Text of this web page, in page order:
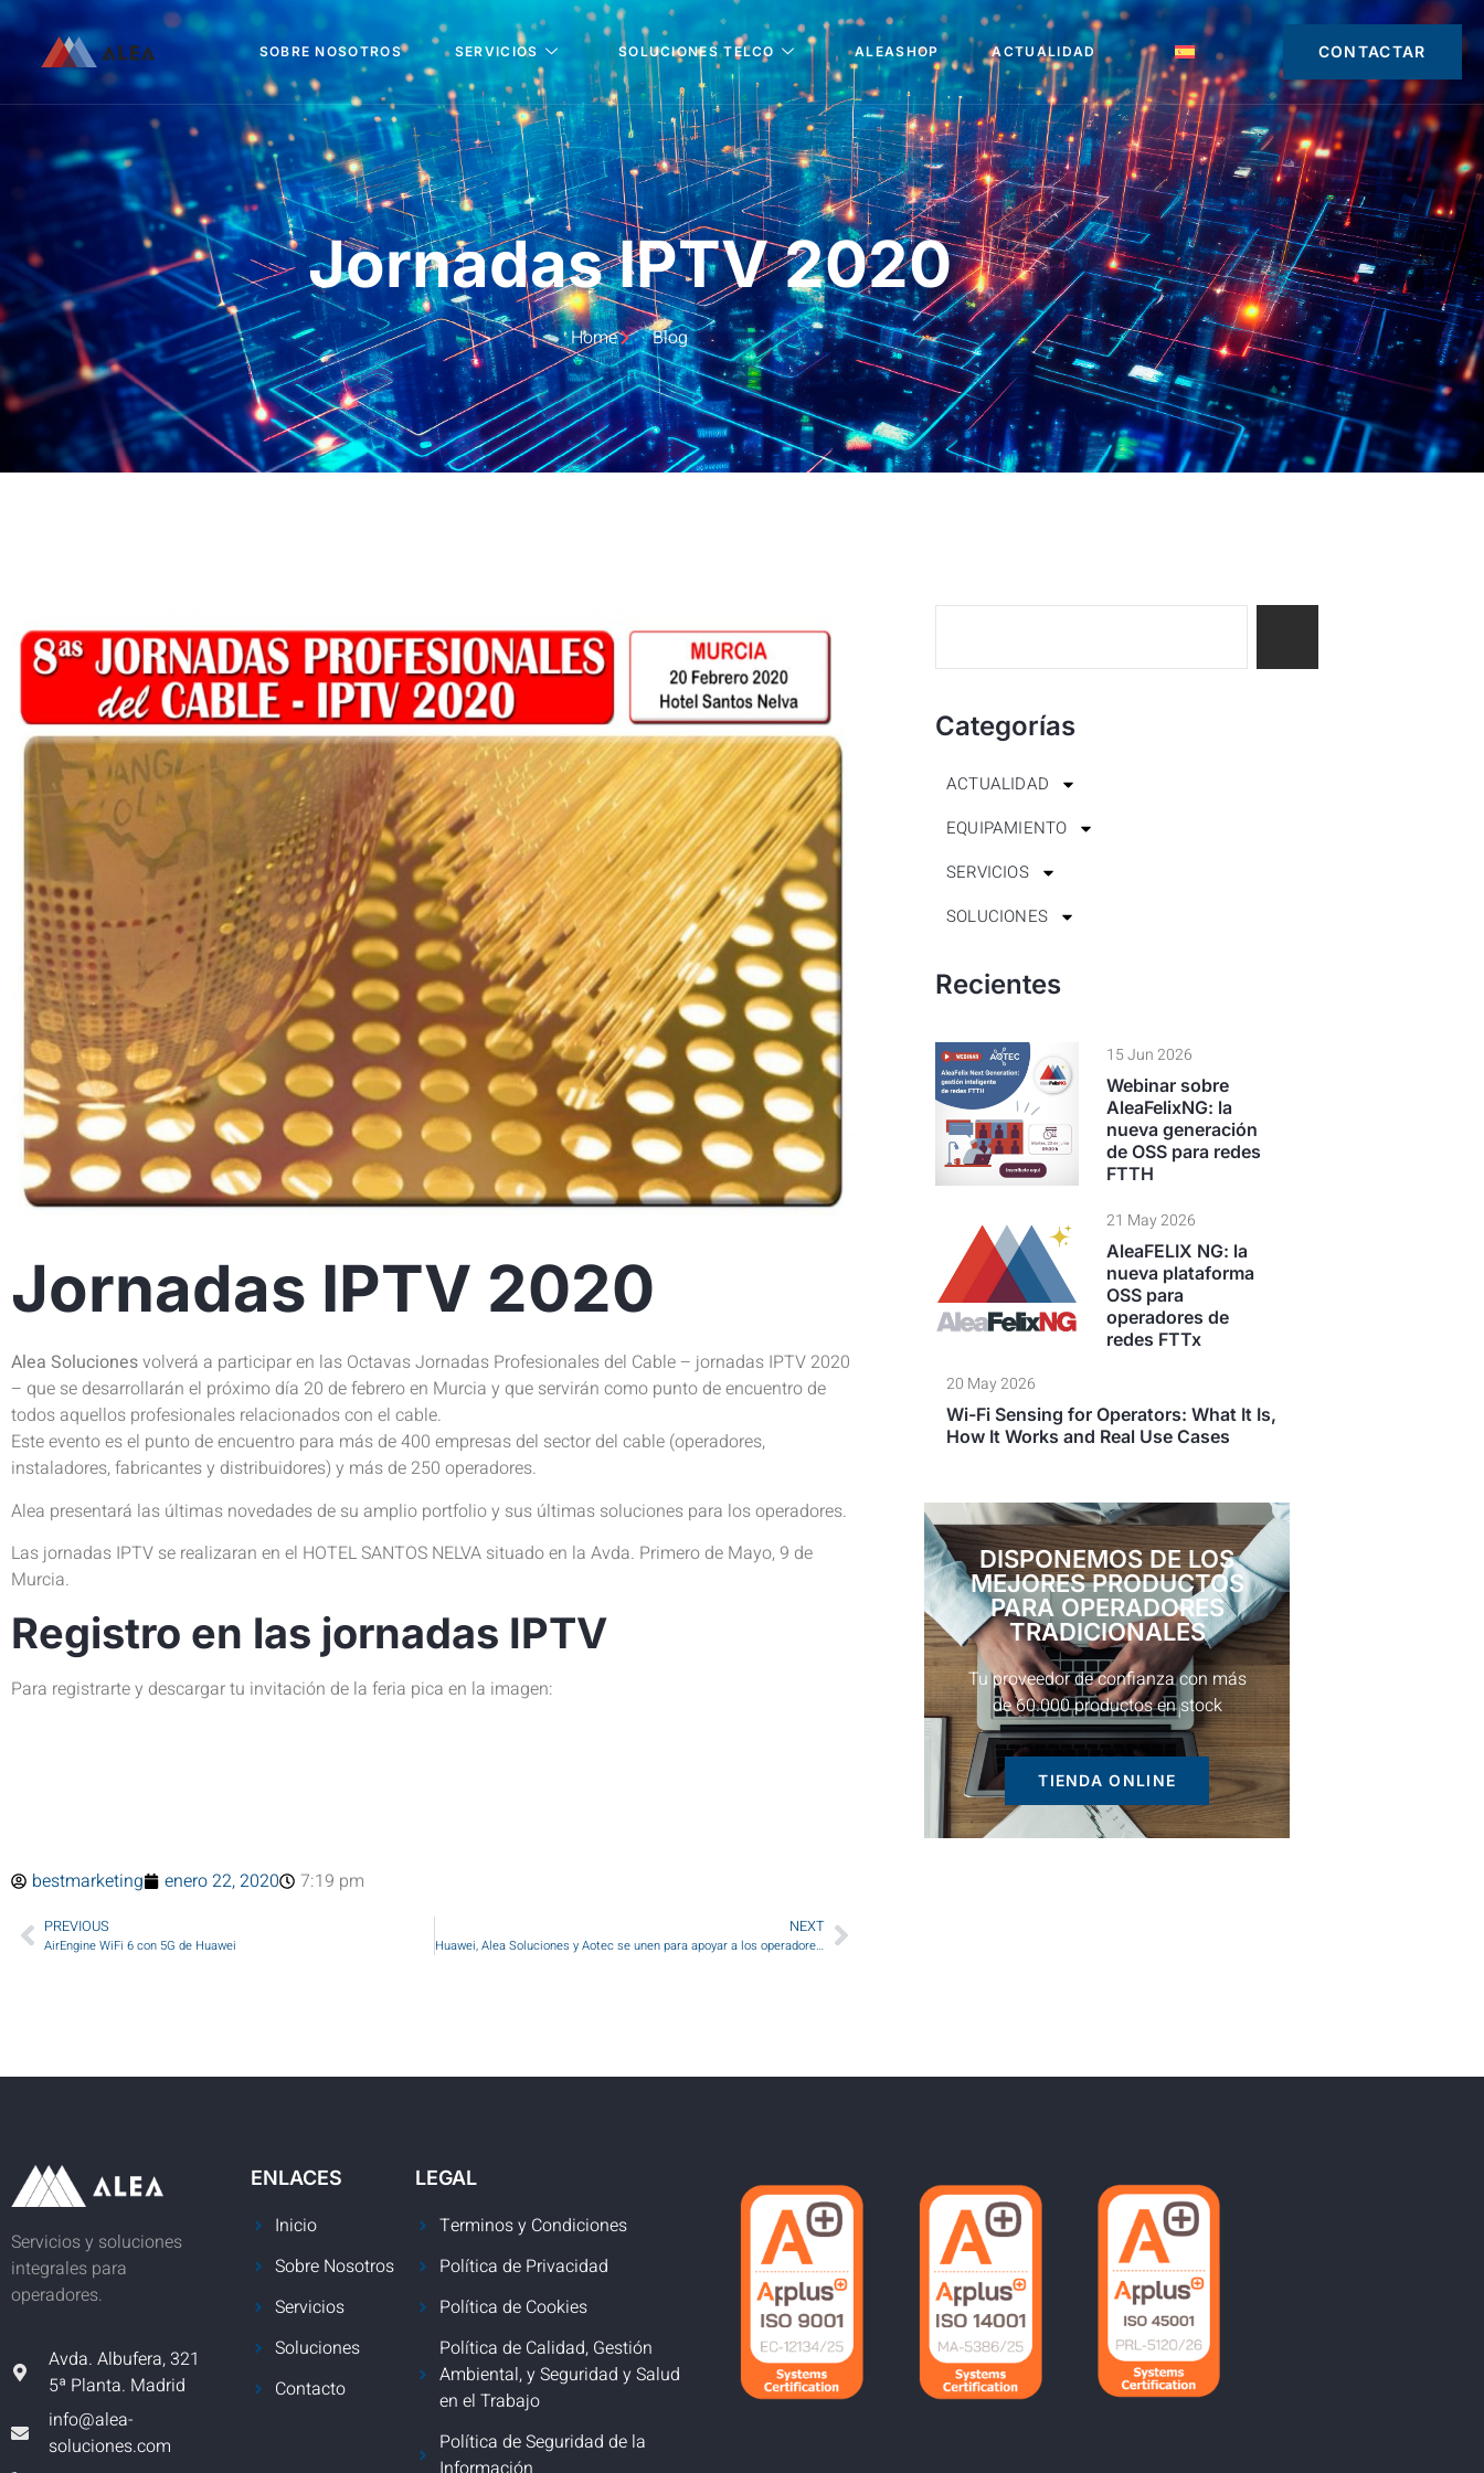
SOBRE NOSOTROS SERVICIOS SOLUCIONES TELCO ALEASHOP ACTUALIDAD CONTACTAR
Jornadas IPTV 2020
Home Blog
Jornadas IPTV 2020
Alea Solucionesvolverá a participar en las Octavas Jornadas Profesionales del Cable – jornadas IPTV 2020
– que se desarrollarán el próximo día 20 de febrero en Murcia y que servirán como punto de encuentro de
todos aquellos profesionales relacionados con el cable.
Este evento es el punto de encuentro para más de 400 empresas del sector del cable (operadores,
instaladores, fabricantes y distribuidores) y más de 250 operadores.
Alea presentará las últimas novedades de su amplio portfolio y sus últimas soluciones para los operadores.
Las jornadas IPTV se realizaran en el HOTEL SANTOS NELVA situado en la Avda. Primero de Mayo, 9 de
Murcia.
Registro en las jornadas IPTV
Para registrarte y descargar tu invitación de la feria pica en la imagen:
bestmarketing enero 22, 2020 7:19 pm
PREVIOUS
AirEngine WiFi 6 con 5G de Huawei
NEXT
Huawei, Alea Soluciones y Aotec se unen para apoyar a los operadores locales de teleco tras las DANA
Categorías
ACTUALIDAD
EQUIPAMIENTO
SERVICIOS
SOLUCIONES
Recientes
15 Jun 2026
Webinar sobre
AleaFelixNG: la
nueva generación
de OSS para redes
FTTH
21 May 2026
AleaFELIX NG: la
nueva plataforma
OSS para
operadores de
redes FTTx
20 May 2026
Wi-Fi Sensing for Operators: What It Is,
How It Works and Real Use Cases
DISPONEMOS DE LOS
MEJORES PRODUCTOS
PARA OPERADORES
TRADICIONALES
Tu proveedor de confianza con más
de 60.000 productos en stock
TIENDA ONLINE
Servicios y soluciones
integrales para
operadores.
Avda. Albufera, 321
5ª Planta. Madrid
info@alea-
soluciones.com
ENLACES
Inicio
Sobre Nosotros
Servicios
Soluciones
Contacto
LEGAL
Terminos y Condiciones
Política de Privacidad
Política de Cookies
Política de Calidad, Gestión
Ambiental, y Seguridad y Salud
en el Trabajo
Política de Seguridad de la